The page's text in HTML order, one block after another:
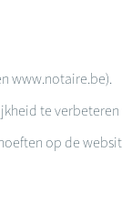
www.notaire.be).
te verbeteren
op de